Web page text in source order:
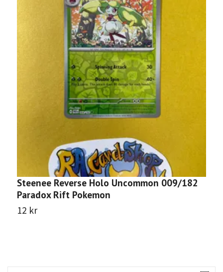
Steenee Reverse Holo Uncommon 009/182
Paradox Rift Pokemon
12 kr